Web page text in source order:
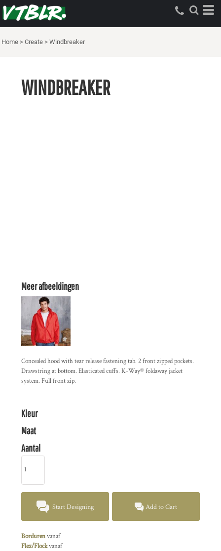
Home > Create > Windbreaker
WINDBREAKER
Meer afbeeldingen
Concealed hood with tear release fastening tab. 2 front zipped pockets.
Drawstring at bottom. Elasticated cuffs. K-Way® foldaway jacket
system. Full front zip.
Kleur
Maat
Aantal
Start Designing Add to Cart
Bordurenvanaf
Flex/Flockvanaf